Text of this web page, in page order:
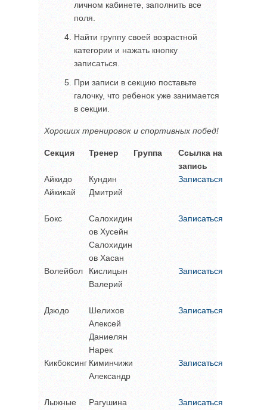
личном кабинете, заполнить все
поля.
Найти группу своей возрастной
категории и нажать кнопку
записаться.
При записи в секцию поставьте
галочку, что ребенок уже занимается
в секции.
Хороших тренировок и спортивных побед!
Секция Тренер Группа
Ссылка на
запись
Айкидо
Айкикай
Кундин
Дмитрий
Записаться
Бокс
Салохидин
ов Хусейн
Салохидин
ов Хасан
Записаться
Волейбол
Кислицын
Валерий
Записаться
Дзюдо
Шелихов
Алексей
Даниелян
Нарек
Записаться
Кикбоксинг Киминчижи
Александр
Записаться
Лыжные
Рагушина
Записаться